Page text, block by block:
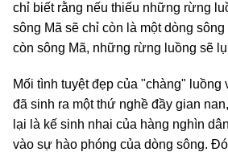
chỉ biết rằng nếu thiếu những rừng
sông Mã sẽ chỉ còn là một dòng
còn sông Mã, những rừng luồng sẽ
Mối tình tuyệt đẹp của "chàng" luồng
đã sinh ra một thứ nghề đầy gian
lại là kế sinh nhai của hàng nghìn
vào sự hào phóng của dòng sông.